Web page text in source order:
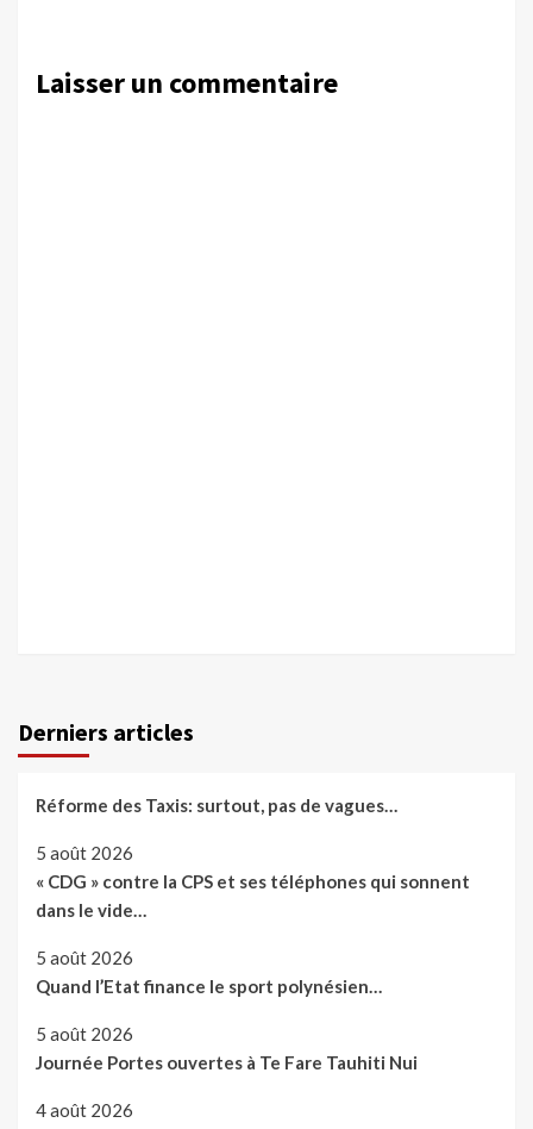
Laisser un commentaire
Derniers articles
Réforme des Taxis: surtout, pas de vagues…
5 août 2026
« CDG » contre la CPS et ses téléphones qui sonnent
dans le vide…
5 août 2026
Quand l’Etat finance le sport polynésien…
5 août 2026
Journée Portes ouvertes à Te Fare Tauhiti Nui
4 août 2026